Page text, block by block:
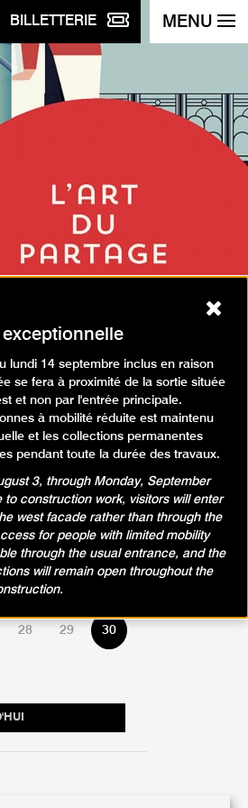
BILLETTERIE MENU
Ve Sa
1 2
7 8 9
14 15 16
21 22
28 29 30
Mois
suivant
lundi 14 septembre inclus en raison
se fera à proximité de la sortie située
et non par l'entrée principale.
à mobilité réduite est maintenu
et les collections permanentes
pendant toute la durée des travaux.
3, through Monday, September
to construction work, visitors will enter
west facade rather than through the
for people with limited mobility
through the usual entrance, and the
will remain open throughout the